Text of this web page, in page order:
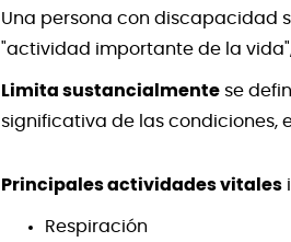
Una persona con discapacidad
"actividad importante de la
Limita sustancialmente se
significativa de las condiciones,
Principales actividades vitales
Respiración